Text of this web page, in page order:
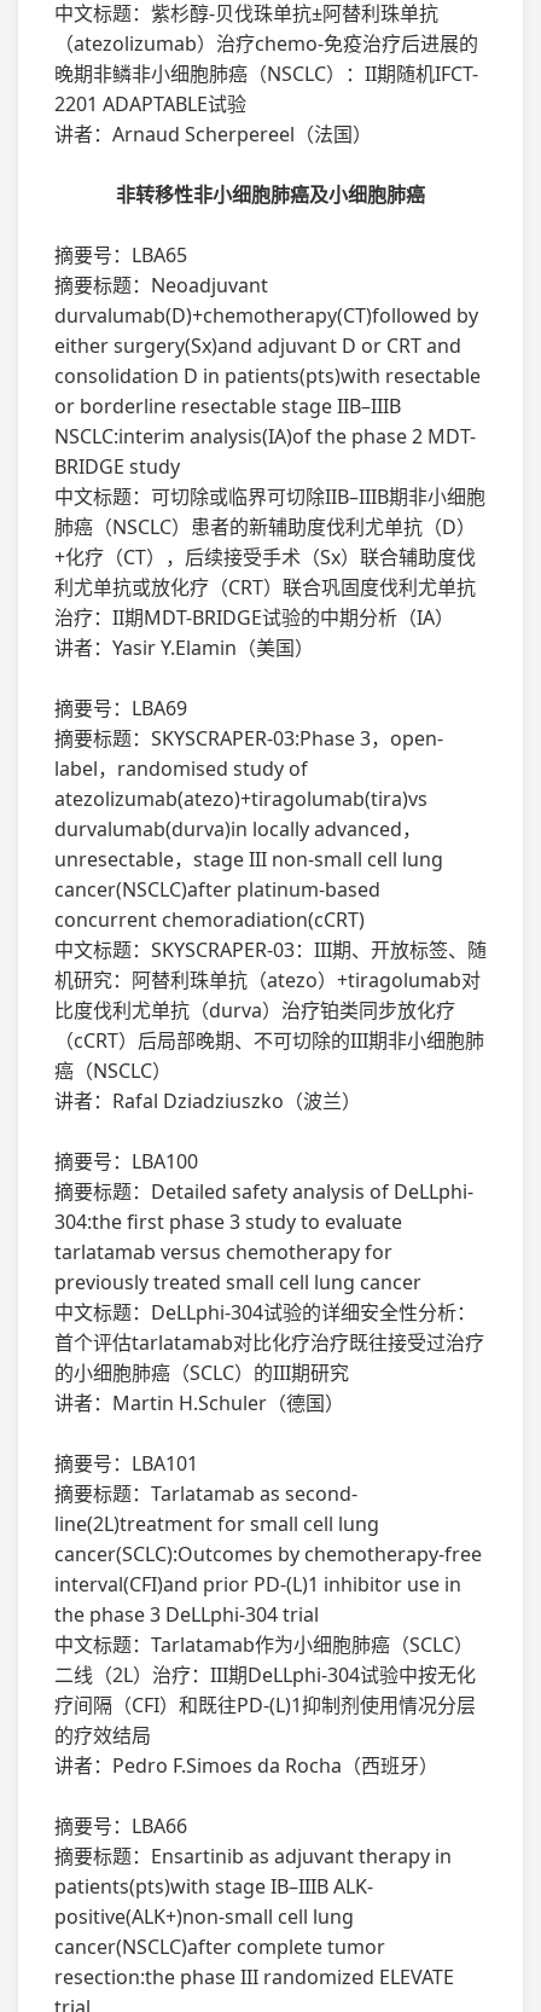
中文标题：紫杉醇-贝伐珠单抗±阿替利珠单抗
（atezolizumab）治疗chemo-免疫治疗后进展的
晚期非鳞非小细胞肺癌（NSCLC）：II期随机IFCT-
2201 ADAPTABLE试验
讲者：Arnaud Scherpereel（法国）
非转移性非小细胞肺癌及小细胞肺癌
摘要号：LBA65
摘要标题：Neoadjuvant
durvalumab(D)+chemotherapy(CT)followed by
either surgery(Sx)and adjuvant D or CRT and
consolidation D in patients(pts)with resectable
or borderline resectable stage IIB–IIIB
NSCLC:interim analysis(IA)of the phase 2 MDT-
BRIDGE study
中文标题：可切除或临界可切除IIB–IIIB期非小细胞
肺癌（NSCLC）患者的新辅助度伐利尤单抗（D）
+化疗（CT），后续接受手术（Sx）联合辅助度伐
利尤单抗或放化疗（CRT）联合巩固度伐利尤单抗
治疗：II期MDT-BRIDGE试验的中期分析（IA）
讲者：Yasir Y.Elamin（美国）
摘要号：LBA69
摘要标题：SKYSCRAPER-03:Phase 3，open-
label，randomised study of
atezolizumab(atezo)+tiragolumab(tira)vs
durvalumab(durva)in locally advanced，
unresectable，stage III non-small cell lung
cancer(NSCLC)after platinum-based
concurrent chemoradiation(cCRT)
中文标题：SKYSCRAPER-03：III期、开放标签、随
机研究：阿替利珠单抗（atezo）+tiragolumab对
比度伐利尤单抗（durva）治疗铂类同步放化疗
（cCRT）后局部晚期、不可切除的III期非小细胞肺
癌（NSCLC）
讲者：Rafal Dziadziuszko（波兰）
摘要号：LBA100
摘要标题：Detailed safety analysis of DeLLphi-
304:the first phase 3 study to evaluate
tarlatamab versus chemotherapy for
previously treated small cell lung cancer
中文标题：DeLLphi-304试验的详细安全性分析：
首个评估tarlatamab对比化疗治疗既往接受过治疗
的小细胞肺癌（SCLC）的III期研究
讲者：Martin H.Schuler（德国）
摘要号：LBA101
摘要标题：Tarlatamab as second-
line(2L)treatment for small cell lung
cancer(SCLC):Outcomes by chemotherapy-free
interval(CFI)and prior PD-(L)1 inhibitor use in
the phase 3 DeLLphi-304 trial
中文标题：Tarlatamab作为小细胞肺癌（SCLC）
二线（2L）治疗：III期DeLLphi-304试验中按无化
疗间隔（CFI）和既往PD-(L)1抑制剂使用情况分层
的疗效结局
讲者：Pedro F.Simoes da Rocha（西班牙）
摘要号：LBA66
摘要标题：Ensartinib as adjuvant therapy in
patients(pts)with stage IB–IIIB ALK-
positive(ALK+)non-small cell lung
cancer(NSCLC)after complete tumor
resection:the phase III randomized ELEVATE